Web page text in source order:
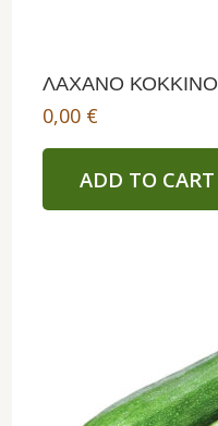
ΛΑΧΑΝΟ ΚΟΚΚΙΝΟ
0,00 €
ADD TO CART